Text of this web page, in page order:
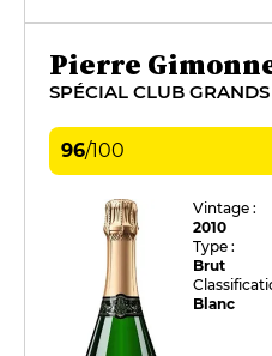
Pierre
96/100
Vintage :
2010
Type :
Brut
Blanc